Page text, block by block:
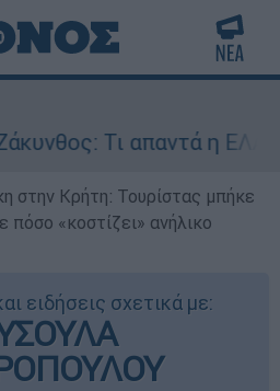
απαντά η ΕΛΑΣ για
στην Κρήτη: Τουρίστας μπήκε
«κοστίζει» ανήλικο
ειδήσεις σχετικά με: